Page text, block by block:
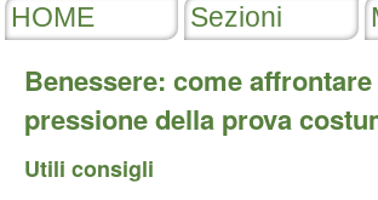
Benessere: come
pressione della prova
Utili consigli